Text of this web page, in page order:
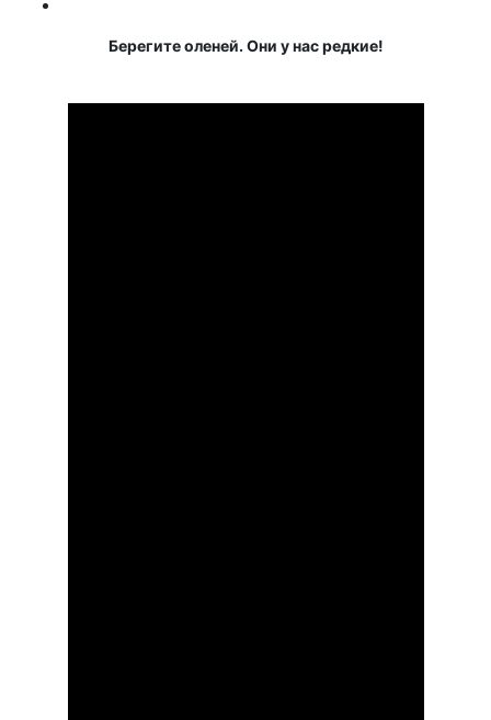
Берегите оленей. Они у нас редкие!